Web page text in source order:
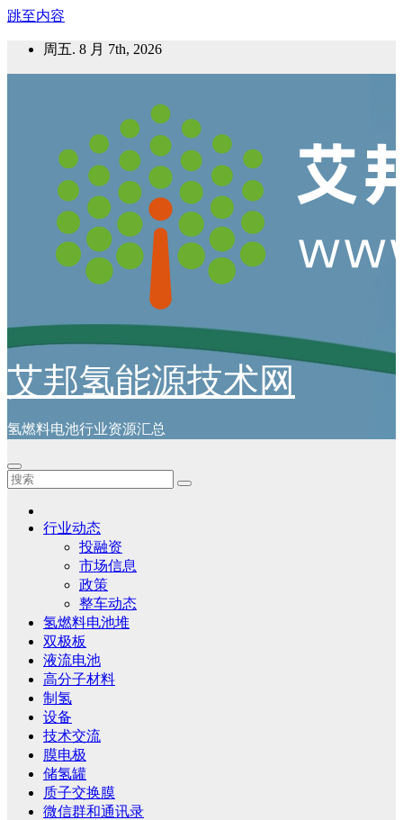
跳至内容
周五. 8 月 7th, 2026
艾邦氢能源技术网
氢燃料电池行业资源汇总
行业动态
投融资
市场信息
政策
整车动态
氢燃料电池堆
双极板
液流电池
高分子材料
制氢
设备
技术交流
膜电极
储氢罐
质子交换膜
微信群和通讯录